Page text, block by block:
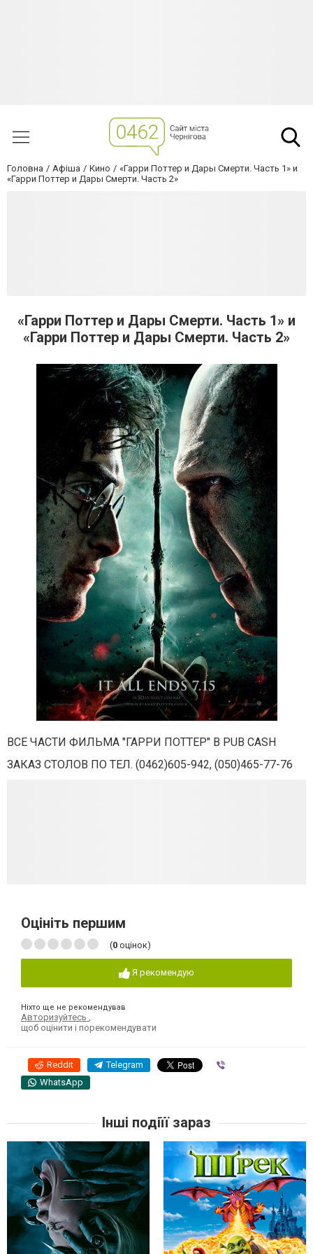
Головна Афіша Кино
«Гарри Поттер и Дары Смерти. Часть 1» и
«Гарри Поттер и Дары Смерти. Часть 2»
«Гарри Поттер и Дары Смерти. Часть 1» и
«Гарри Поттер и Дары Смерти. Часть 2»
ВСЕ ЧАСТИ ФИЛЬМА "ГАРРИ ПОТТЕР" В PUB CASH
ЗАКАЗ СТОЛОВ ПО ТЕЛ. (0462)605-942, (050)465-77-76
Оцініть першим
(0 оцінок)
Я рекомендую
Ніхто ще не рекомендував
Авторизуйтесь
щоб оцінити і порекомендувати
Reddit Telegram
WhatsApp
Інші подіїї зараз